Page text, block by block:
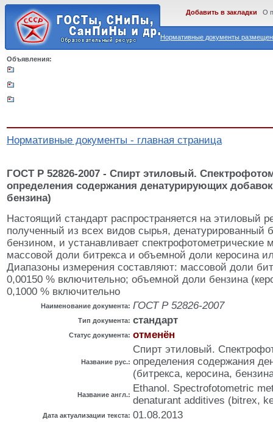
Нормативные документы
Добавить в закладки О
Объявления:
Нормативные документы - главная страница
ГОСТ Р 52826-2007 - Спирт этиловый.
определения содержания денатурирующих
бензина)
Настоящий стандарт распространяется на этиловый
полученный из всех видов сырья, денатурированный
бензином, и устанавливает спектрофотометрические
массовой доли битрекса и объемной доли керосина
Диапазоны измерения составляют: массовой доли
0,00150 % включительно; объемной доли бензина
0,1000 % включительно
Наименование документа: ГОСТ Р 52826-2007
Тип документа: стандарт
Статус документа: отменён
Название рус.:
Спирт этиловый.
определения содержания
(битрекса, керосина,
Название англ.:
Ethanol. Spectrofotometric
denaturant additives (bitrex,
Дата актуализации текста: 01.08.2013